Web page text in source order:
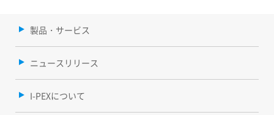
製品・サービス
ニュースリリース
I-PEXについて